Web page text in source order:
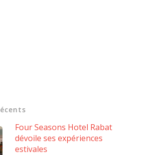
Four Seasons Hotel Rabat
dévoile ses expériences
estivales